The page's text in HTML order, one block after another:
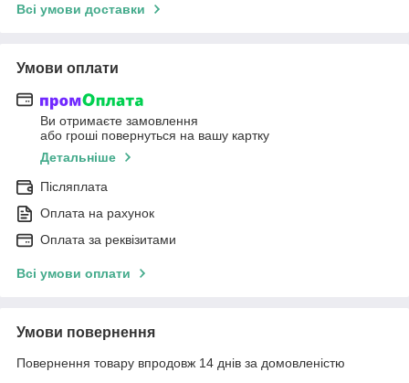
Всі умови доставки
Умови оплати
Ви отримаєте замовлення
або гроші повернуться на вашу картку
Детальніше
Післяплата
Оплата на рахунок
Оплата за реквізитами
Всі умови оплати
Умови повернення
Повернення товару впродовж 14 днів за домовленістю